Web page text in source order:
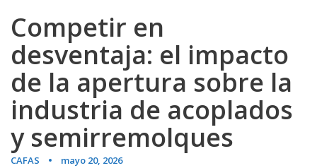
Competir en
desventaja: el impacto
de la apertura sobre la
industria de acoplados
y semirremolques
CAFAS mayo 20, 2026